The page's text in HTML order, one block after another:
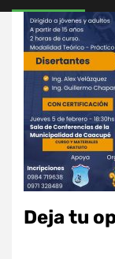
Deja tu